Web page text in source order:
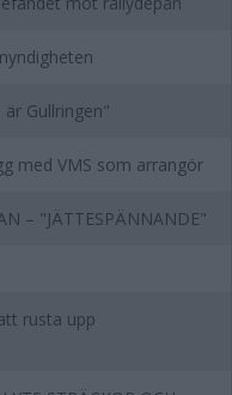
Gullringen"
med VMS som arrangör
– "JÄTTESPÄNNANDE"
rusta upp